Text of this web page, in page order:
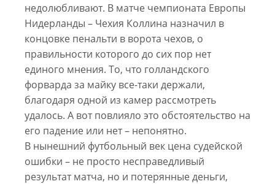
недолюбливают. В матче чемпионата Европы
Нидерланды – Чехия Коллина назначил в
концовке пенальти в ворота чехов, о
правильности которого до сих пор нет
единого мнения. То, что голландского
форварда за майку все-таки держали,
благодаря одной из камер рассмотреть
удалось. А вот повлияло это обстоятельство на
его падение или нет – непонятно.
В нынешний футбольный век цена судейской
ошибки – не просто несправедливый
результат матча, но и потерянные деньги,